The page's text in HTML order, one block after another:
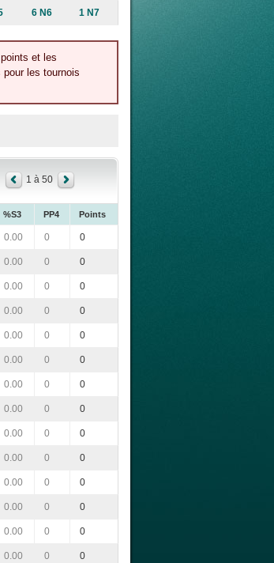
6 N6 1 N7
et les
les tournois
1 à 50
%S3 PP4 Points
0.00 0 0
0.00 0 0
0.00 0 0
0.00 0 0
0.00 0 0
0.00 0 0
0.00 0 0
0.00 0 0
0.00 0 0
0.00 0 0
0.00 0 0
0.00 0 0
0.00 0 0
0.00 0 0